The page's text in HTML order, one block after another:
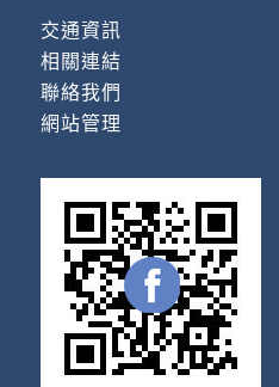
交通資訊
相關連結
聯絡我們
網站管理